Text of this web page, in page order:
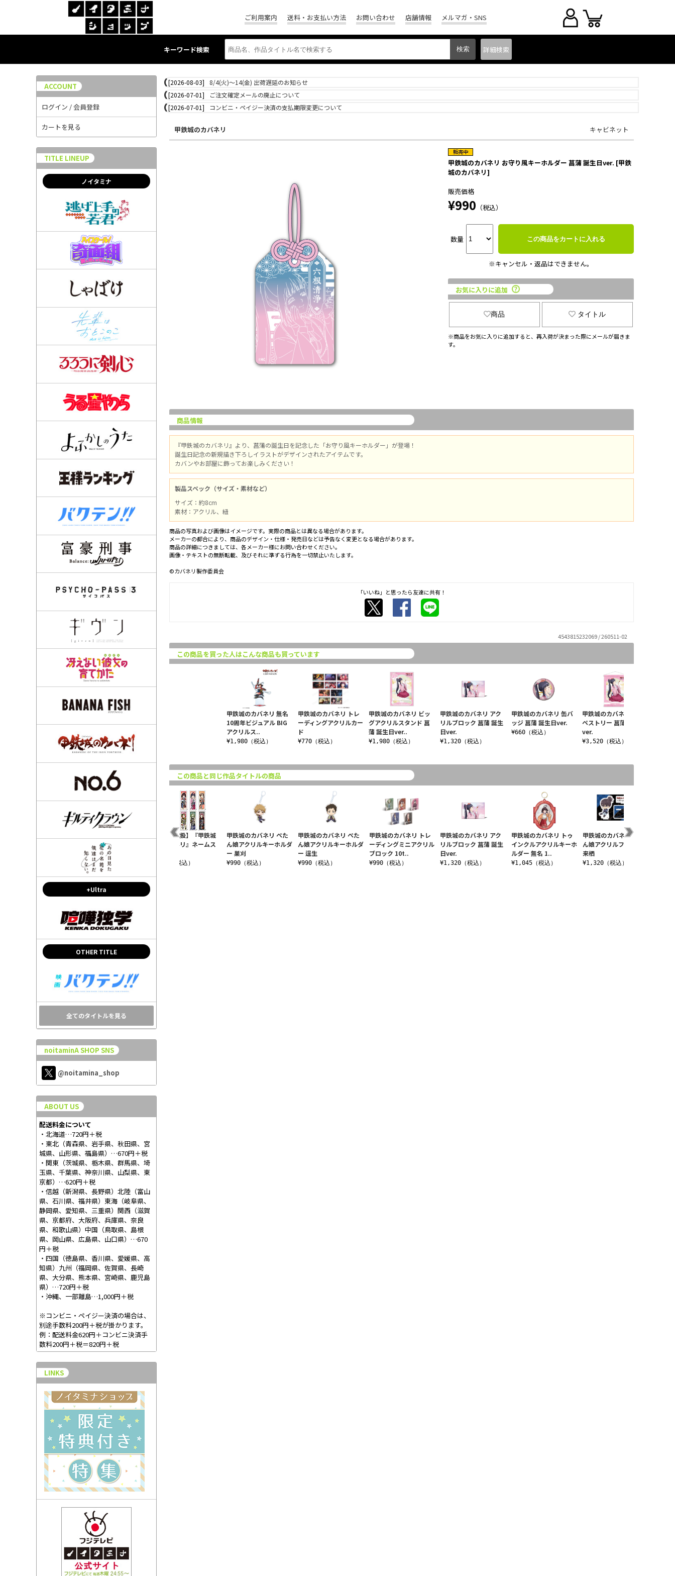
ご利用案内 送料・お支払い方法 お問い合わせ 店舗情報 メルマガ・SNS
キーワード検索 詳細検索
ACCOUNT
ログイン / 会員登録
カートを見る
TITLE LINEUP
ノイタミナ
+Ultra
OTHER TITLE
全てのタイトルを見る
noitaminA SHOP SNS
@noitamina_shop
ABOUT US
配送料金について
・北海道…720円＋税
・東北（青森県、岩手県、秋田県、宮
城県、山形県、福島県）…670円＋税
・関東（茨城県、栃木県、群馬県、埼
玉県、千葉県、神奈川県、山梨県、東
京都）…620円＋税
・信越（新潟県、長野県）北陸（富山
県、石川県、福井県）東海（岐阜県、
静岡県、愛知県、三重県）関西（滋賀
県、京都府、大阪府、兵庫県、奈良
県、和歌山県）中国（鳥取県、島根
県、岡山県、広島県、山口県）…670
円＋税
・四国（徳島県、香川県、愛媛県、高
知県）九州（福岡県、佐賀県、長崎
県、大分県、熊本県、宮崎県、鹿児島
県）…720円＋税
・沖縄、一部離島…1,000円＋税
※コンビニ・ペイジー決済の場合は、
別途手数料200円＋税が掛かります。
例：配送料金620円＋コンビニ決済手
数料200円＋税＝820円＋税
LINKS
[2026-08-03]
8/4(火)～14(金) 出荷遅延のお知らせ
[2026-07-01]
ご注文確定メールの廃止について
[2026-07-01]
コンビニ・ペイジー決済の支払期限変更について
甲鉄城のカバネリ キャビネット
甲鉄城のカバネリ お守り風キーホルダー 菖蒲 誕生日ver. [甲鉄
城のカバネリ]
販売価格
¥990 （税込）
数量 この商品をカートに入れる
※キャンセル・返品はできません。
お気に入りに追加
商品 タイトル
※商品をお気に入りに追加すると、再入荷が決まった際にメールが届きま
す。
商品情報
『甲鉄城のカバネリ』より、菖蒲の誕生日を記念した「お守り風キーホルダー」が登場！
誕生日記念の新規描き下ろしイラストがデザインされたアイテムです。
カバンやお部屋に飾ってお楽しみください！
製品スペック（サイズ・素材など）
サイズ：約8cm
素材：アクリル、紐
商品の写真および画像はイメージです。実際の商品とは異なる場合があります。
メーカーの都合により、商品のデザイン・仕様・発売日などは予告なく変更となる場合があります。
商品の詳細につきましては、各メーカー様にお問い合わせください。
画像・テキストの無断転載、及びそれに準ずる行為を一切禁止いたします。
©カバネリ製作委員会
「いいね」と思ったら友達に共有！
4543815232069 / 260511-02
この商品を買った人はこんな商品も買っています
甲鉄城のカバネリ ビッ
グアクリルスタンド 菖
蒲 誕生日ver..
¥1,980（税込）
甲鉄城のカバネリ アク
リルブロック 菖蒲 誕生
日ver.
¥1,320（税込）
甲鉄城のカバネリ 缶バ
ッジ 菖蒲 誕生日ver.
¥660（税込）
甲鉄城のカバネリ B2タ
ペストリー 菖蒲 誕生日
ver.
¥3,520（税込）
甲鉄城のカバネリ 無名
10周年ビジュアル BIG
アクリルス..
¥1,980（税込）
甲鉄城のカバネリ トレ
ーディングアクリルカー
ド
¥770（税込）
この商品と同じ作品タイトルの商品
甲鉄城のカバネリ トレ
ーディングミニアクリル
ブロック 10t..
¥990（税込）
甲鉄城のカバネリ アク
リルブロック 菖蒲 誕生
日ver.
¥1,320（税込）
甲鉄城のカバネリ トゥ
インクルアクリルキーホ
ルダー 無名 1..
¥1,045（税込）
甲鉄城のカバネリ ぺた
ん娘アクリルフィギュア
来栖
¥1,320（税込）
カットステッカー 来栖
10th記念v..
¥770（税込）
【店頭取扱】『甲鉄城
のカバネリ』ネームス
¥305（税込）
甲鉄城のカバネリ ぺた
ん娘アクリルキーホルダ
ー 巣刈
¥990（税込）
甲鉄城のカバネリ ぺた
ん娘アクリルキーホルダ
ー 逞生
¥990（税込）